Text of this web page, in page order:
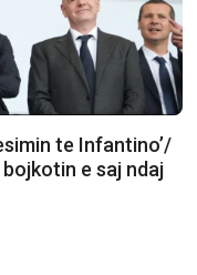
te Infantino’/
e saj ndaj